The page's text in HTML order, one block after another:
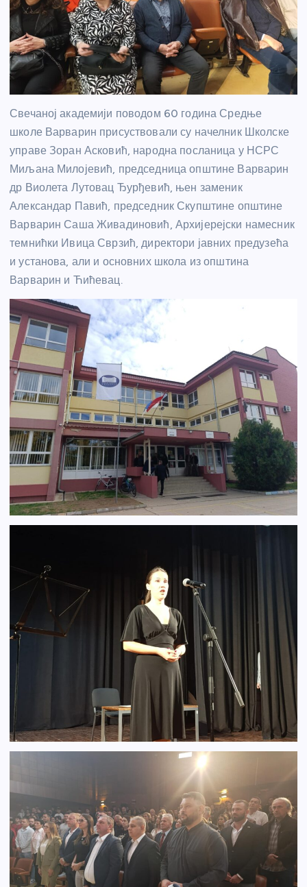
Свечаној академији поводом 60 година Средње
школе Варварин присуствовали су начелник Школске
управе Зоран Асковић, народна посланица у НСРС
Миљана Милојевић, председница општине Варварин
др Виолета Лутовац Ђурђевић, њен заменик
Александар Павић, председник Скупштине општине
Варварин Саша Живадиновић, Архијерејски намесник
темнићки Ивица Сврзић, директори јавних предузећа
и установа, али и основних школа из општина
Варварин и Ћићевац.